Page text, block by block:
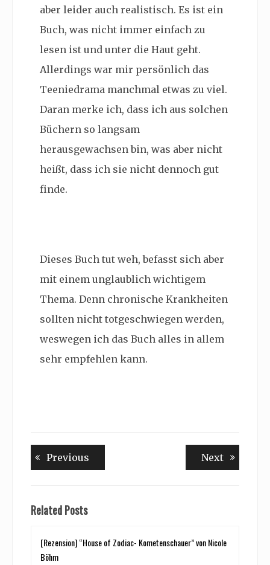
aber leider auch realistisch. Es ist ein
Buch, was nicht immer einfach zu
lesen ist und unter die Haut geht.
Allerdings war mir persönlich das
Teeniedrama manchmal etwas zu viel.
Daran merke ich, dass ich aus solchen
Büchern so langsam
herausgewachsen bin, was aber nicht
heißt, dass ich sie nicht dennoch gut
finde.
Dieses Buch tut weh, befasst sich aber
mit einem unglaublich wichtigem
Thema. Denn chronische Krankheiten
sollten nicht totgeschwiegen werden,
weswegen ich das Buch alles in allem
sehr empfehlen kann.
Beitragsnavigation
Previous NextNext
Related Posts
[Rezension] “House of Zodiac- Kometenschauer” von Nicole
Böhm